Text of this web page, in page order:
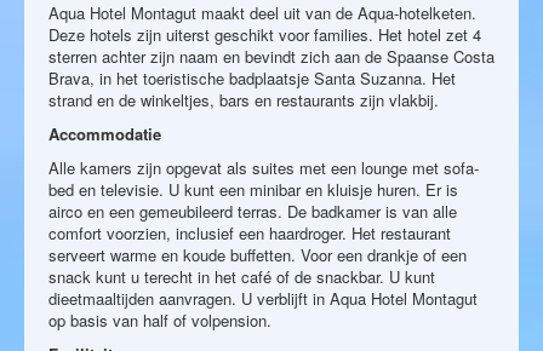
Aqua Hotel Montagut maakt deel uit van de Aqua-hotelketen.
Deze hotels zijn uiterst geschikt voor families. Het hotel zet 4
sterren achter zijn naam en bevindt zich aan de Spaanse Costa
Brava, in het toeristische badplaatsje Santa Suzanna. Het
strand en de winkeltjes, bars en restaurants zijn vlakbij.
Accommodatie
Alle kamers zijn opgevat als suites met een lounge met sofa-
bed en televisie. U kunt een minibar en kluisje huren. Er is
airco en een gemeubileerd terras. De badkamer is van alle
comfort voorzien, inclusief een haardroger. Het restaurant
serveert warme en koude buffetten. Voor een drankje of een
snack kunt u terecht in het café of de snackbar. U kunt
dieetmaaltijden aanvragen. U verblijft in Aqua Hotel Montagut
op basis van half of volpension.